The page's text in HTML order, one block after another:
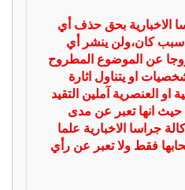
الاخبارية بحق حذف أي
كان،ولن ينشر أي
عن الموضوع المطروح
او يتناول اثارة
او العنصرية آملين التقيد
حيث انها تعبر عن مدى
جراسا الاخبارية علما
فقط ولا تعبر عن رأي